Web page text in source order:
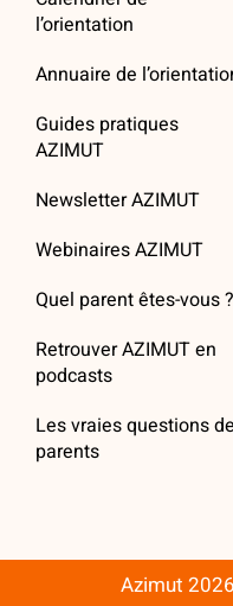
l’orientation
Annuaire de
Guides pratiques
AZIMUT
Newsletter AZIMUT
Webinaires AZIMUT
Quel parent êtes-vous ?
Retrouver AZIMUT en
podcasts
Les vraies questions
parents
Azimut